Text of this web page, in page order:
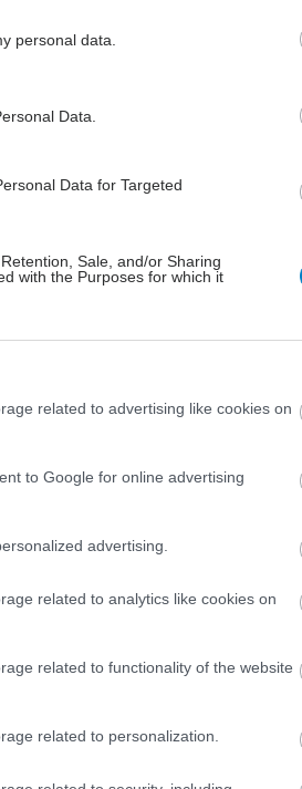
personal data.
Data.
Data for Targeted
Sale, and/or Sharing
with the Purposes for which it
related to advertising like cookies on
to Google for online advertising
advertising.
related to analytics like cookies on
related to functionality of the website
related to personalization.
Consultant, Laing
Mayor of Montegrotto -
ενός ιαματικού
General of the European
υπηρεσίες στον Τουρισμό
USA, η οποία θα
Wellness Tourism
των αναγκών των πελατών.
στην ελληνική
παρουσίαση του ρόλου της
και του Ελληνικού
Υποθέσεων από τον
Υγείας θα μιλήσει για
θεσμικό πλαίσιο θα
ο Γενικός Γραμματέας
Ελληνικών Τουριστικών
Senior Project Manager Real
εταιρειών θα